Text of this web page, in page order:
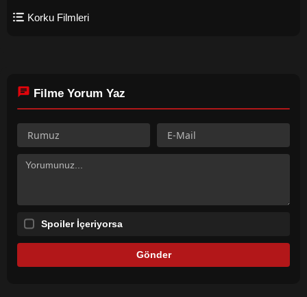
kurtarmak için çabalar.
Korku Filmleri
Filme Yorum Yaz
Spoiler İçeriyorsa